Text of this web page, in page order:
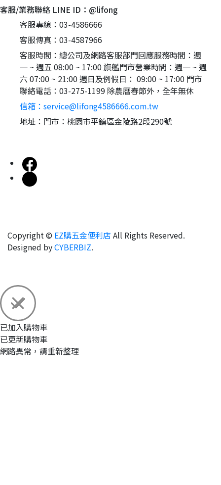
客服/業務聯絡 LINE ID：@lifong
客服專線：03-4586666
客服傳真：03-4587966
客服時間：總公司及網路客服部門回應服務時間：週
一 ~ 週五 08:00 ~ 17:00 旗艦門市營業時間：週一 ~ 週
六 07:00 ~ 21:00 週日及例假日： 09:00 ~ 17:00 門市
聯絡電話：03-275-1199 除農曆春節外，全年無休
信箱：service@lifong4586666.com.tw
地址：門市：桃園市平鎮區金陵路2段290號
Copyright © EZ購五金便利店 All Rights Reserved.
Designed byCYBERBIZ.
已加入購物車
已更新購物車
網路異常，請重新整理